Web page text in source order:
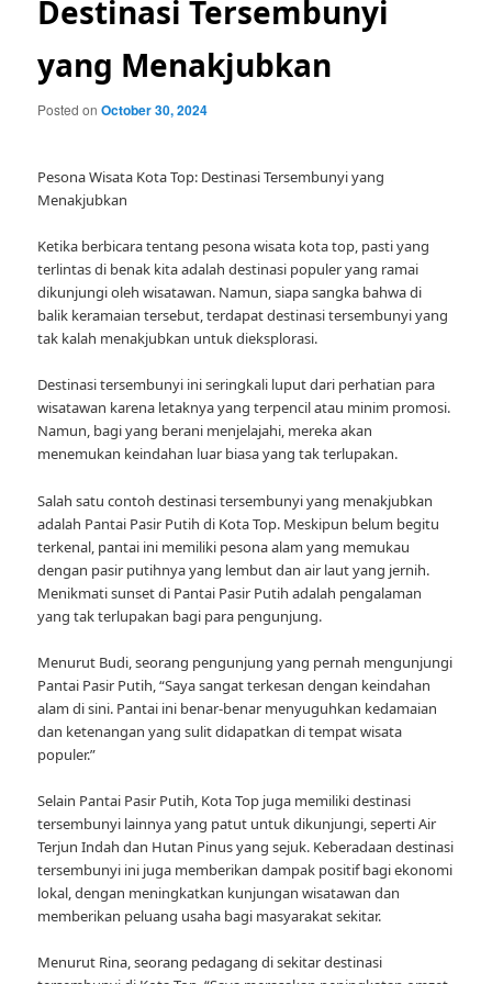
Destinasi Tersembunyi
yang Menakjubkan
Posted onOctober 30, 2024
Pesona Wisata Kota Top: Destinasi Tersembunyi yang
Menakjubkan
Ketika berbicara tentang pesona wisata kota top, pasti yang
terlintas di benak kita adalah destinasi populer yang ramai
dikunjungi oleh wisatawan. Namun, siapa sangka bahwa di
balik keramaian tersebut, terdapat destinasi tersembunyi yang
tak kalah menakjubkan untuk dieksplorasi.
Destinasi tersembunyi ini seringkali luput dari perhatian para
wisatawan karena letaknya yang terpencil atau minim promosi.
Namun, bagi yang berani menjelajahi, mereka akan
menemukan keindahan luar biasa yang tak terlupakan.
Salah satu contoh destinasi tersembunyi yang menakjubkan
adalah Pantai Pasir Putih di Kota Top. Meskipun belum begitu
terkenal, pantai ini memiliki pesona alam yang memukau
dengan pasir putihnya yang lembut dan air laut yang jernih.
Menikmati sunset di Pantai Pasir Putih adalah pengalaman
yang tak terlupakan bagi para pengunjung.
Menurut Budi, seorang pengunjung yang pernah mengunjungi
Pantai Pasir Putih, “Saya sangat terkesan dengan keindahan
alam di sini. Pantai ini benar-benar menyuguhkan kedamaian
dan ketenangan yang sulit didapatkan di tempat wisata
populer.”
Selain Pantai Pasir Putih, Kota Top juga memiliki destinasi
tersembunyi lainnya yang patut untuk dikunjungi, seperti Air
Terjun Indah dan Hutan Pinus yang sejuk. Keberadaan destinasi
tersembunyi ini juga memberikan dampak positif bagi ekonomi
lokal, dengan meningkatkan kunjungan wisatawan dan
memberikan peluang usaha bagi masyarakat sekitar.
Menurut Rina, seorang pedagang di sekitar destinasi